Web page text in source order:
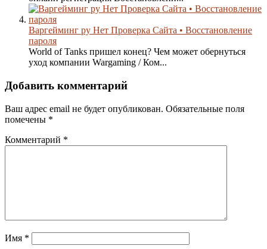
Варгейминг ру Нет Проверка Сайта • Восстановление
пароля
World of Tanks пришел конец? Чем может обернуться
уход компании Wargaming / Ком...
Добавить комментарий
Ваш адрес email не будет опубликован. Обязательные поля
помечены *
Комментарий *
Имя *